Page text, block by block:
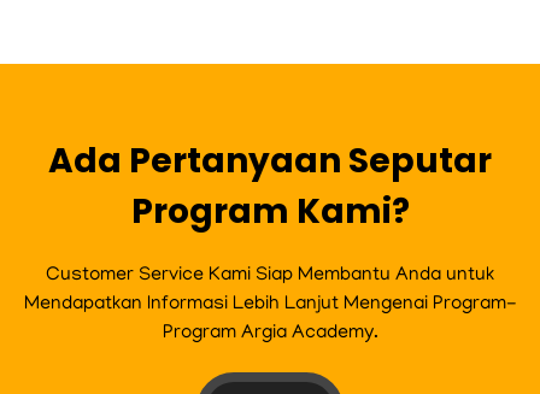
Ada Pertanyaan Seputar
Program Kami?
Customer Service Kami Siap Membantu Anda untuk
Mendapatkan Informasi Lebih Lanjut Mengenai Program-
Program Argia Academy.